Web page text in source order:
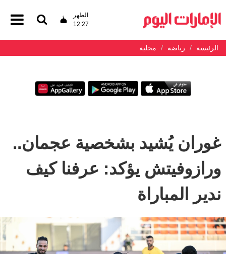
الظهر
12:27
الرئيسة رياضة محلية
غوران يُشيد بشخصية عجمان..
ورازوفيتش يؤكد: عرفنا كيف
ندير المباراة